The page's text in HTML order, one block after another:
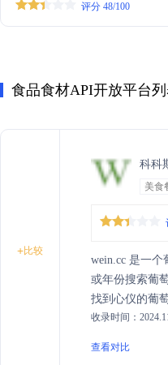
评分 48/100
食品食材API开放平台
+比较
科科
美食
wein.cc 是一
或年份搜索葡
找到心仪的葡萄
收录时间：
查看对比